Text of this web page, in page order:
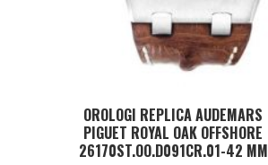
ADD TO CART
OROLOGI REPLICA AUDEMARS
PIGUET ROYAL OAK OFFSHORE
26170ST.OO.D091CR.01-42 MM